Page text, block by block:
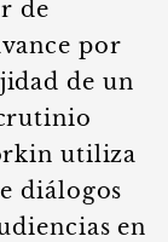
de
por
de un
utiliza
diálogos
en